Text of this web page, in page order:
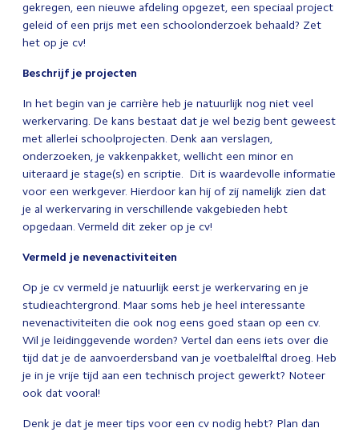
gekregen, een nieuwe afdeling opgezet, een speciaal project
geleid of een prijs met een schoolonderzoek behaald? Zet
het op je cv!
Beschrijf je projecten
In het begin van je carrière heb je natuurlijk nog niet veel
werkervaring. De kans bestaat dat je wel bezig bent geweest
met allerlei schoolprojecten. Denk aan verslagen,
onderzoeken, je vakkenpakket, wellicht een minor en
uiteraard je stage(s) en scriptie. Dit is waardevolle informatie
voor een werkgever. Hierdoor kan hij of zij namelijk zien dat
je al werkervaring in verschillende vakgebieden hebt
opgedaan. Vermeld dit zeker op je cv!
Vermeld je nevenactiviteiten
Op je cv vermeld je natuurlijk eerst je werkervaring en je
studieachtergrond. Maar soms heb je heel interessante
nevenactiviteiten die ook nog eens goed staan op een cv.
Wil je leidinggevende worden? Vertel dan eens iets over die
tijd dat je de aanvoerdersband van je voetbalelftal droeg. Heb
je in je vrije tijd aan een technisch project gewerkt? Noteer
ook dat vooral!
Denk je dat je meer tips voor een cv nodig hebt? Plan dan